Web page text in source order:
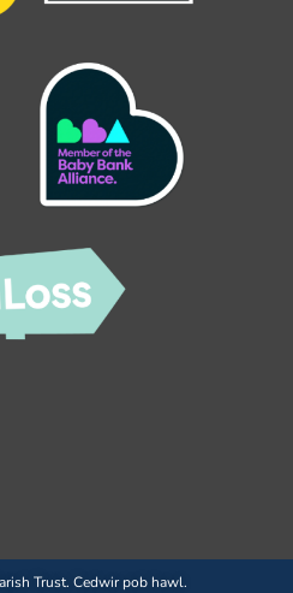
Trust. Cedwir pob hawl.